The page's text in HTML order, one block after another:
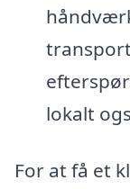
lokalt
For at få et